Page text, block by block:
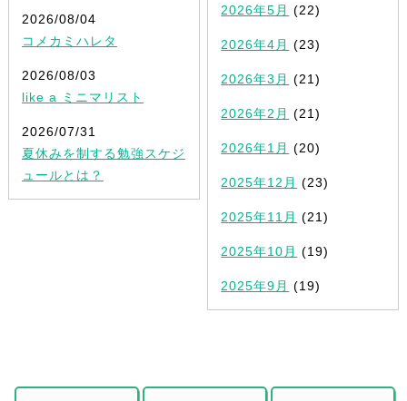
2026/08/04
コメカミハレタ
2026/08/03
like a ミニマリスト
2026/07/31
夏休みを制する勉強スケジ
ュールとは？
2026年5月 (22)
2026年4月 (23)
2026年3月 (21)
2026年2月 (21)
2026年1月 (20)
2025年12月 (23)
2025年11月 (21)
2025年10月 (19)
2025年9月 (19)